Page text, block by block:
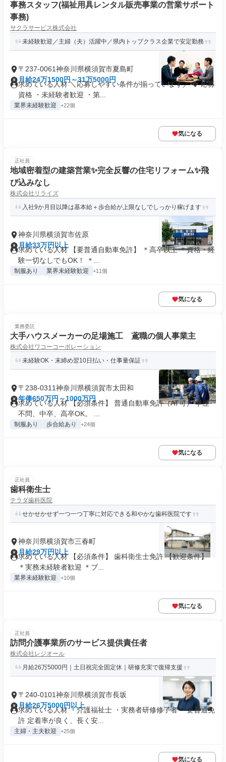
事務スタッフ(福祉用具レンタル販売事業の営業サポート
事務)
サクラサービス株式会社
未経験歓迎／主婦（夫）活躍中／県内トップクラス企業で安定勤務
〒237-0061神奈川県横須賀市夏島町
月給24万1500円～31万5000円
求めている人材 ＼応募しやすい条件が揃っています／ ❖ 応募
資格 ・未経験者歓迎 ・第...
業界未経験歓迎 +22個
気になる
正社員
地域密着型の建築営業✨完全反響の住宅リフォーム✨飛
び込みなし
株式会社リライズ
入社9か月目以降は基本給＋歩合給が上限なしでしっかり稼げます
神奈川県横須賀市佐原
月給33万円以上
求めている人材 【要普通自動車免許】 ＊高卒以上 ＊資格・経
験一切なしでもOK！ ＊...
制服あり 業界未経験歓迎 +11個
気になる
業務委託
大手ハウスメーカーの足場施工 鳶職の個人事業主
株式会社ワコーコーポレーション
未経験OK・末締め翌10日払い・仕事量保証
〒238-0311神奈川県横須賀市太田和
年俸650万円～1000万円
求めている人材 【必須条件】 普通自動車免許（AT可） 学歴
不問、中卒、高卒OK。 ...
制服あり 歩合給あり +24個
気になる
正社員
歯科衛生士
テラダ歯科医院
せかせかせず一つ一つ丁寧に対応できる和やかな歯科医院です
神奈川県横須賀市三春町
月給29万円以上
求めている人材 【必須条件】 歯科衛生士免許 【歓迎条件】
＊実務未経験者歓迎 ＊ブ...
業界未経験歓迎 +10個
気になる
正社員
訪問介護事業所のサービス提供責任者
株式会社レジオール
月給26万5000円｜土日祝完全固定休｜研修充実で復帰支援
〒240-0101神奈川県横須賀市長坂
月給26万5000円以上
求めている人材 ・介護福祉士 ・実務者研修修了者 ・要普通免
許 定着率が良く、長く安...
主婦・主夫歓迎 +25個
気になる